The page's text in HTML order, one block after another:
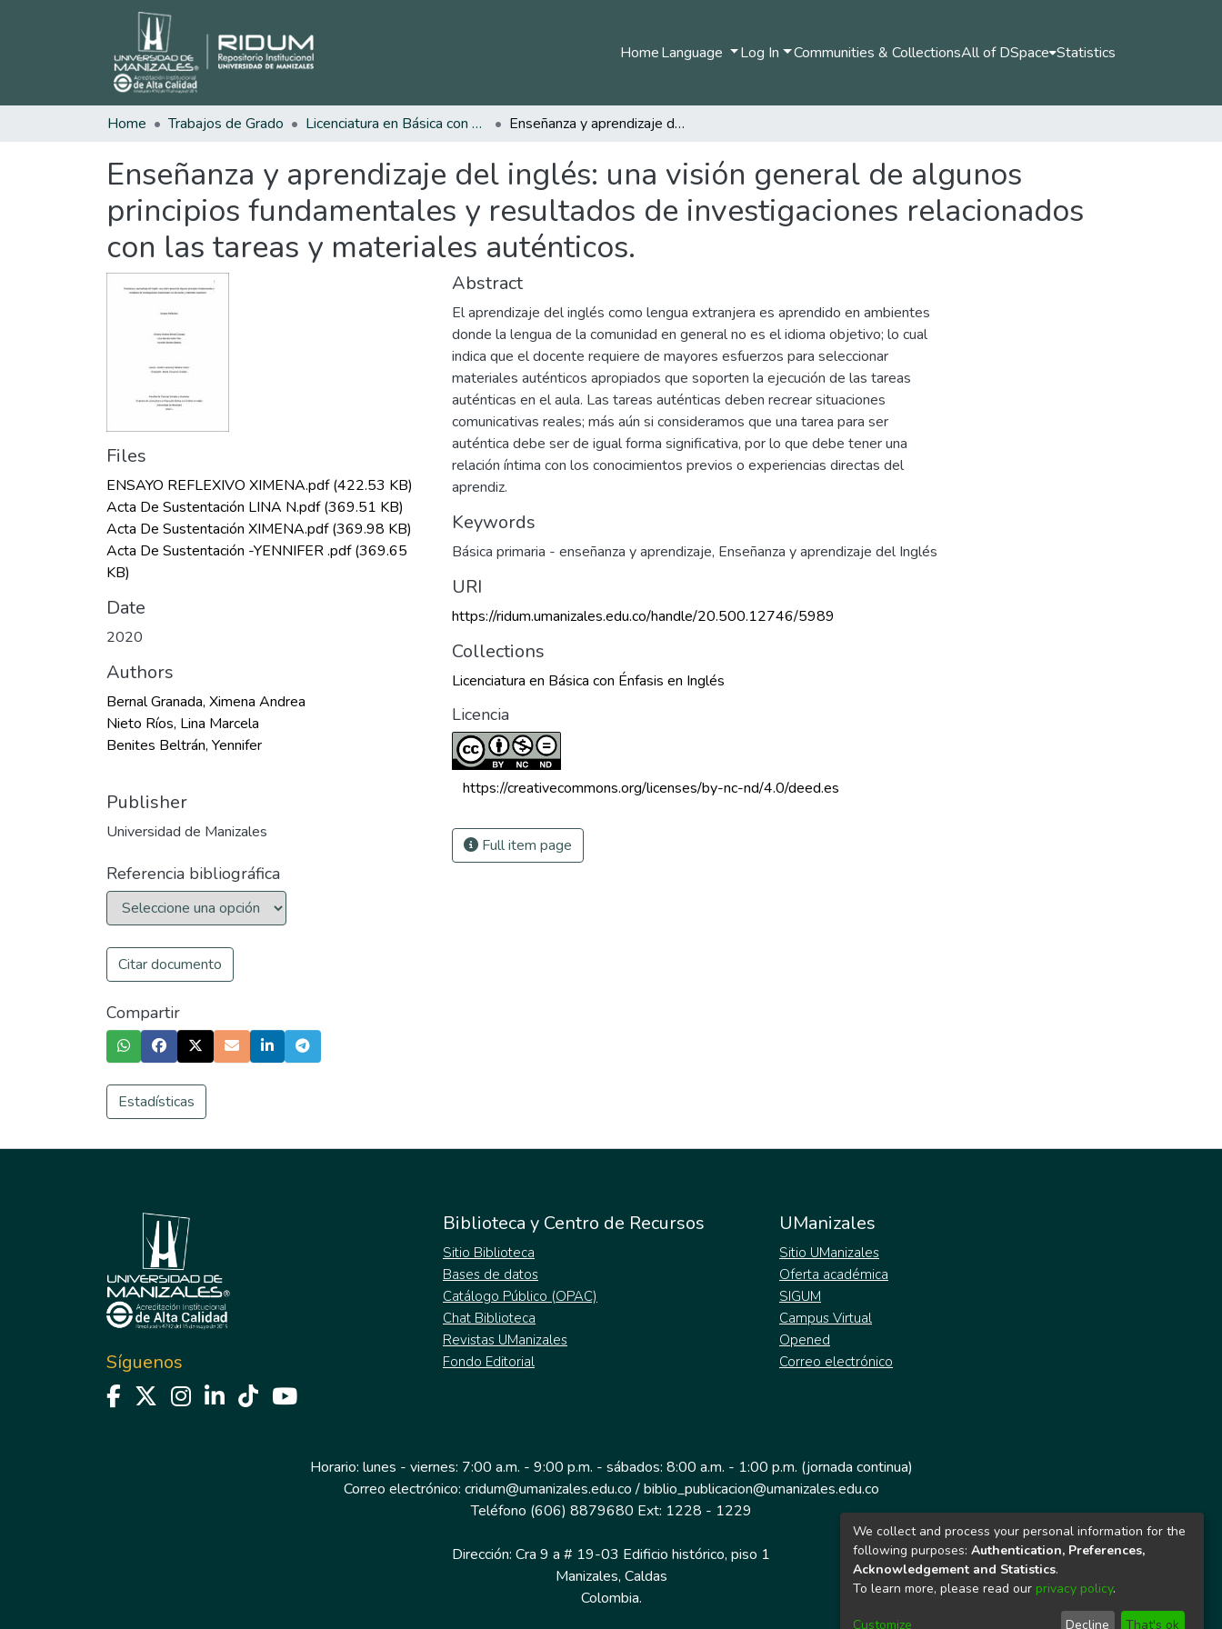
HomeLanguage Log In Communities & CollectionsAll of DSpace Statistics
Home Trabajos de Grado Licenciatura en Básica con Énfasis en Inglés Enseñanza y aprendizaje del inglés: una visión general de algunos principios fundamentales y resultados de investigaciones relacionados con las tareas y materiales auténticos.
Enseñanza y aprendizaje del inglés: una visión general de algunos
principios fundamentales y resultados de investigaciones relacionados
con las tareas y materiales auténticos.
Files
ENSAYO REFLEXIVO XIMENA.pdf(422.53 KB)
Acta De Sustentación LINA N.pdf(369.51 KB)
Acta De Sustentación XIMENA.pdf(369.98 KB)
Acta De Sustentación -YENNIFER .pdf(369.65
KB)
Date
2020
Authors
Bernal Granada, Ximena Andrea
Nieto Ríos, Lina Marcela
Benites Beltrán, Yennifer
Publisher
Universidad de Manizales
Referencia bibliográfica
Citar documento
Compartir
Estadísticas
Abstract
El aprendizaje del inglés como lengua extranjera es aprendido en ambientes
donde la lengua de la comunidad en general no es el idioma objetivo; lo cual
indica que el docente requiere de mayores esfuerzos para seleccionar
materiales auténticos apropiados que soporten la ejecución de las tareas
auténticas en el aula. Las tareas auténticas deben recrear situaciones
comunicativas reales; más aún si consideramos que una tarea para ser
auténtica debe ser de igual forma significativa, por lo que debe tener una
relación íntima con los conocimientos previos o experiencias directas del
aprendiz.
Keywords
Básica primaria - enseñanza y aprendizaje, Enseñanza y aprendizaje del Inglés
URI
https://ridum.umanizales.edu.co/handle/20.500.12746/5989
Collections
Licenciatura en Básica con Énfasis en Inglés
Licencia
https://creativecommons.org/licenses/by-nc-nd/4.0/deed.es
Full item page
Síguenos
Biblioteca y Centro de Recursos
Sitio Biblioteca
Bases de datos
Catálogo Público (OPAC)
Chat Biblioteca
Revistas UManizales
Fondo Editorial
UManizales
Sitio UManizales
Oferta académica
SIGUM
Campus Virtual
Opened
Correo electrónico
Horario: lunes - viernes: 7:00 a.m. - 9:00 p.m. - sábados: 8:00 a.m. - 1:00 p.m. (jornada continua)
Correo electrónico: cridum@umanizales.edu.co / biblio_publicacion@umanizales.edu.co
Teléfono (606) 8879680 Ext: 1228 - 1229
Dirección: Cra 9 a # 19-03 Edificio histórico, piso 1
Manizales, Caldas
Colombia.
We collect and process your personal information for the
following purposes: Authentication, Preferences,
Acknowledgement and Statistics.
To learn more, please read our privacy policy.
Customize Decline That's ok